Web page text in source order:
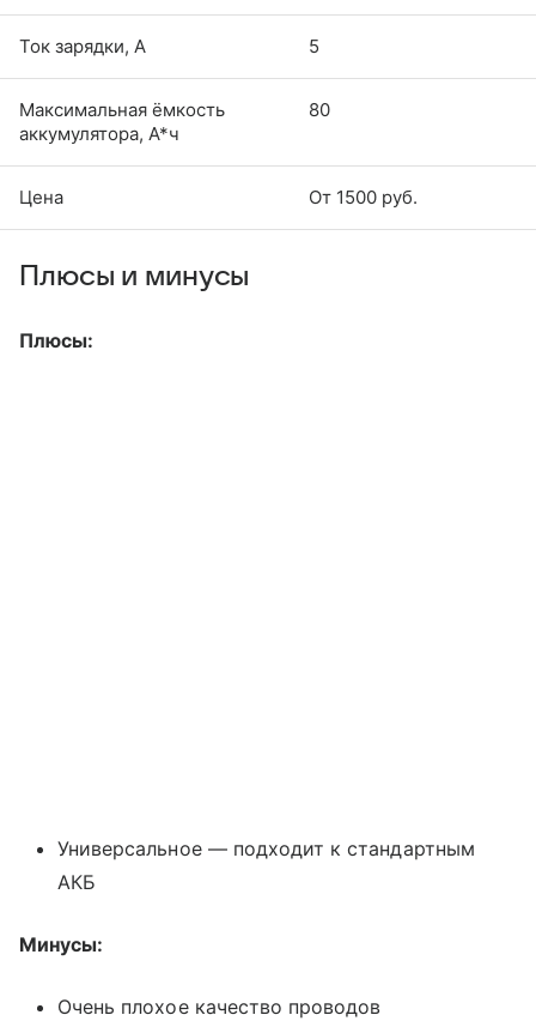
Ток зарядки, А 5
Максимальная ёмкость
аккумулятора, А*ч
80
Цена От 1500 руб.
Плюсы и минусы
Плюсы:
Универсальное — подходит к стандартным
АКБ
Минусы:
Очень плохое качество проводов